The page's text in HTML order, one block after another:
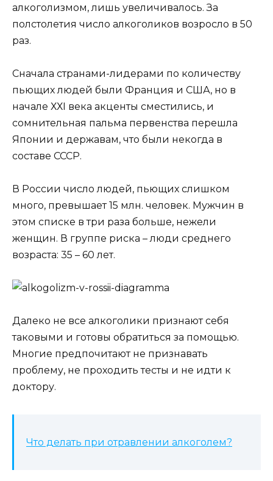
алкоголизмом, лишь увеличивалось. За
полстолетия число алкоголиков возросло в 50
раз.
Сначала странами-лидерами по количеству
пьющих людей были Франция и США, но в
начале ХХI века акценты сместились, и
сомнительная пальма первенства перешла
Японии и державам, что были некогда в
составе СССР.
В России число людей, пьющих слишком
много, превышает 15 млн. человек. Мужчин в
этом списке в три раза больше, нежели
женщин. В группе риска – люди среднего
возраста: 35 – 60 лет.
Далеко не все алкоголики признают себя
таковыми и готовы обратиться за помощью.
Многие предпочитают не признавать
проблему, не проходить тесты и не идти к
доктору.
Что делать при отравлении алкоголем?